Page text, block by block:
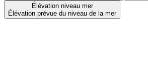
Élévation niveau mer
Élévation prévue du niveau de la mer